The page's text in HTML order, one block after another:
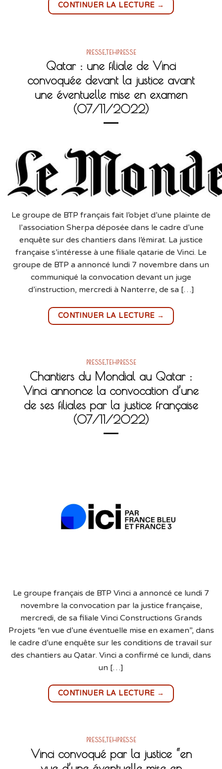
CONTINUER LA LECTURE →
PRESSE,TEHPRESSE
Qatar : une filiale de Vinci
convoquée devant la justice avant
une éventuelle mise en examen
(07/11/2022)
Le groupe de BTP français fait l’objet d’une plainte de
l’association Sherpa déposée dans le cadre d’une
enquête sur des chantiers dans l’émirat. La justice
française s’intéresse à une filiale qatarie de Vinci. Le
groupe de BTP a annoncé lundi 7 novembre dans un
communiqué la convocation devant un juge
d’instruction, mercredi à Nanterre, de sa […]
CONTINUER LA LECTURE →
PRESSE,TEHPRESSE
Chantiers du Mondial au Qatar :
Vinci annonce la convocation d’une
de ses filiales par la justice française
(07/11/2022)
Le groupe français de BTP Vinci a annoncé ce lundi 7
novembre la convocation par la justice française,
mercredi, de sa filiale Vinci Constructions Grands
Projets “en vue d’une éventuelle mise en examen”, dans
le cadre d’une enquête sur les conditions de travail sur
des chantiers au Qatar. Vinci a confirmé ce lundi, dans
un […]
CONTINUER LA LECTURE →
PRESSE,TEHPRESSE
Vinci convoqué par la justice “en